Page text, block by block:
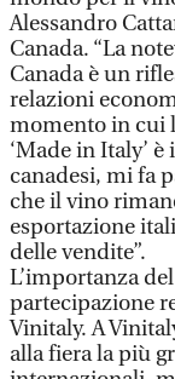
Alessandro
Canada. “La
Canada è un
relazioni
momento in cui
‘Made in Italy’
canadesi, mi fa
che il vino
esportazione
delle vendite”.
L’importanza
partecipazione
Vinitaly. A
alla fiera la più